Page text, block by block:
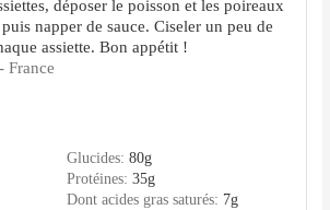
déposer le poisson et les poireaux
napper de sauce. Ciseler un peu de
assiette. Bon appétit !
France
Glucides:80g
Protéines:35g
Dont acides gras saturés: 7g